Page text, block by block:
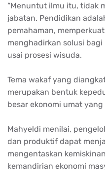
“Menuntut ilmu itu, tidak
jabatan. Pendidikan
pemahaman,
menghadirkan solusi bagi
usai prosesi wisuda.
Tema wakaf yang
merupakan bentuk
besar ekonomi umat
Mahyeldi menilai,
dan produktif dapat
mengentaskan
kemandirian ekonomi